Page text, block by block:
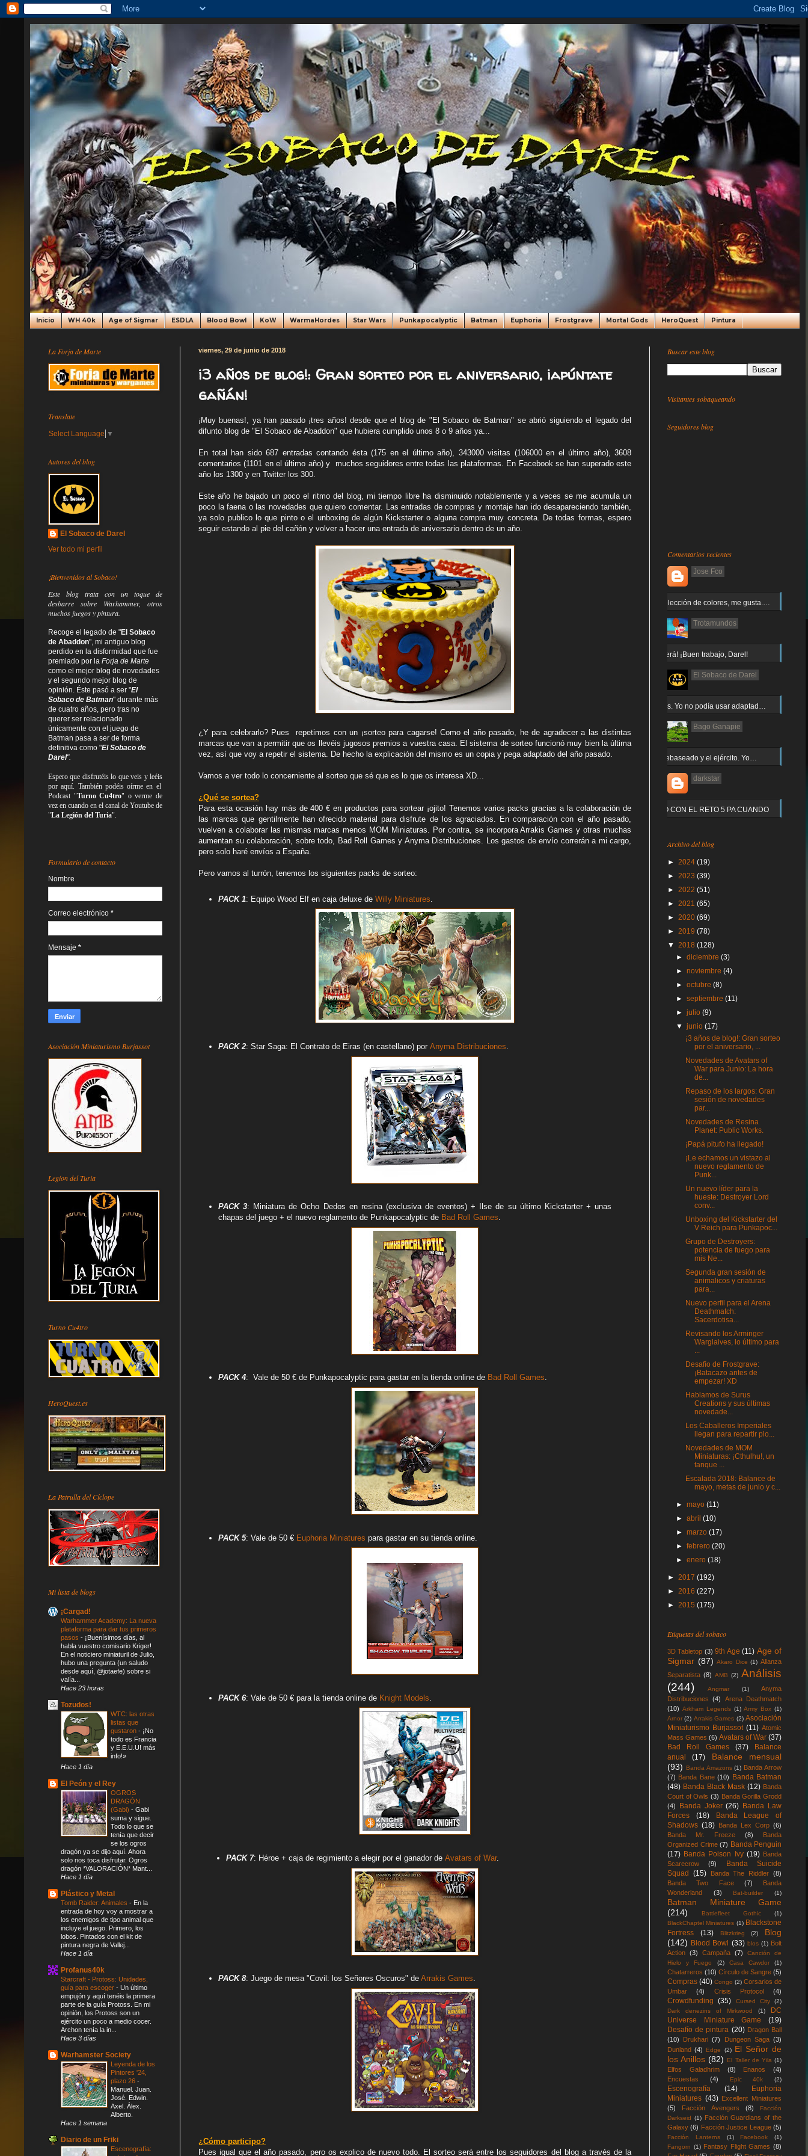
Inicio WH 40k Age of Sigmar ESDLA Blood Bowl KoW WarmaHordes Star Wars Punkapocalyptic Batman Euphoria Frostgrave Mortal Gods HeroQuest Pintura
viernes, 29 de junio de 2018
¡3 años de blog!: Gran sorteo por el aniversario, ¡apúntate
gañán!
¡Muy buenas!, ya han pasado ¡tres años! desde que el blog de "El Sobaco de Batman" se abrió siguiendo el legado del
difunto blog de "El Sobaco de Abaddon" que hubiera cumplido unos 8 o 9 años ya...
En total han sido 687 entradas contando ésta (175 en el último año), 343000 visitas (106000 en el último año), 3608
comentarios (1101 en el último año) y muchos seguidores entre todas las plataformas. En Facebook se han superado este
año los 1300 y en Twitter los 300.
Este año he bajado un poco el ritmo del blog, mi tiempo libre ha disminuido notablemente y a veces se me acumula un
poco la faena o las novedades que quiero comentar. Las entradas de compras y montaje han ido desapareciendo también,
ya solo publico lo que pinto o el unboxing de algún Kickstarter o alguna compra muy concreta. De todas formas, espero
seguir estando al pie del cañón y volver a hacer una entrada de aniversario dentro de un año.
¿Y para celebrarlo? Pues repetimos con un ¡sorteo para cagarse! Como el año pasado, he de agradecer a las distintas
marcas que van a permitir que os llevéis jugosos premios a vuestra casa. El sistema de sorteo funcionó muy bien la última
vez, así que voy a repetir el sistema. De hecho la explicación del mismo es un copia y pega adaptado del año pasado.
Vamos a ver todo lo concerniente al sorteo que sé que es lo que os interesa XD...
¿Qué se sortea?
Para esta ocasión hay más de 400 € en productos para sortear ¡ojito! Tenemos varios packs gracias a la colaboración de
las marcas que gentilmente han ofrecido material para disfrute de los agraciados. En comparación con el año pasado,
vuelven a colaborar las mismas marcas menos MOM Miniaturas. Por contra, se incorpora Arrakis Games y otras muchas
aumentan su colaboración, sobre todo, Bad Roll Games y Anyma Distribuciones. Los gastos de envío correrán a mi cargo,
pero solo haré envíos a España.
Pero vamos al turrón, tenemos los siguientes packs de sorteo:
PACK 1: Equipo Wood Elf en caja deluxe de Willy Miniatures
PACK 2: Star Saga: El Contrato de Eiras (en castellano) por Anyma Distribuciones
PACK 3: Miniatura de Ocho Dedos en resina (exclusiva de eventos) + Ilse de su último Kickstarter + unas
chapas del juego + el nuevo reglamento de Punkapocalyptic de Bad Roll Games.
PACK 4: Vale de 50 € de Punkapocalyptic para gastar en la tienda online de Bad Roll Games.
PACK 5: Vale de 50 € Euphoria Miniatures para gastar en su tienda online.
PACK 6: Vale de 50 € para la tienda online de Knight Models
PACK 7: Héroe + caja de regimiento a elegir por el ganador deAvatars of War.
PACK 8: Juego de mesa "Covil: los Señores Oscuros" de Arrakis Games.
¿Cómo participo?
Pues igual que el año pasado, pero os explico de nuevo todo. El sorteo será entre los seguidores del blog a través de la
La Forja de Marte
Translate
Select Language ▼
Autores del blog
El Sobaco de Darel
Ver todo mi perfil
¡Bienvenidos al Sobaco!
Este blog trata con un toque de
desbarre sobre Warhammer, otros
muchos juegos y pintura.
Recoge el legado de "El Sobaco
de Abaddon", mi antiguo blog
perdido en la disformidad que fue
premiado por la Forja de Marte
como el mejor blog de novedades
y el segundo mejor blog de
opinión. Éste pasó a ser "El
Sobaco de Batman" durante más
de cuatro años, pero tras no
querer ser relacionado
únicamente con el juego de
Batman pasa a ser de forma
definitiva como "El Sobaco de
Darel".
Espero que disfrutéis lo queveis yleéis
por aquí. También podéis oírme en el
Podcast "Turno Cu4tro" o verme de
vez en cuando en el canal de Youtube de
"La Legión del Turia".
Formulario de contacto
Nombre
Correo electrónico *
Mensaje *
Asociación Miniaturismo Burjassot
Legion del Turia
Turno Cu4tro
HeroQuest.es
La Patrulla del Cíclope
Mi lista de blogs
¡Cargad!
Warhammer Academy: La nueva
plataforma para dar tus primeros
pasos - ¡Buenísimos días, al
habla vuestro comisario Kriger!
En el noticiero miniaturil de Julio,
hubo una pregunta (un saludo
desde aquí, @jotaefe) sobre si
valía...
Hace 23 horas
Tozudos!
WTC: las otras
listas que
gustaron - ¡No
todo es Francia
y E.E.U.U! más
info!»
Hace 1 día
El Peón y el Rey
OGROS
DRAGÓN
(Gabi) - Gabi
suma y sigue.
Todo lo que se
tenía que decir
se los ogros
dragón ya se dijo aquí. Ahora
solo nos toca disfrutar. Ogros
dragón *VALORACIÓN* Mant...
Hace 1 día
Plástico y Metal
Tomb Raider: Animales - En la
entrada de hoy voy a mostrar a
los enemigos de tipo animal que
incluye el juego. Primero, los
lobos. Pintados con el kit de
pintura negra de Vallej...
Hace 1 día
Profanus40k
Starcraft - Protoss: Unidades,
guía para escoger - Un último
empujón y aquí tenéis la primera
parte de la guía Protoss. En mi
opinión, los Protoss son un
ejército un poco a medio cocer.
Archon tenía la in...
Hace 3 días
Warhamster Society
Leyenda de los
Pintores '24,
plazo 26 -
Manuel. Juan.
José. Edwin.
Axel. Álex.
Alberto.
Hace 1 semana
Diario de un Friki
Escenografía:
Buscar este blog
Visitantes sobaqueando
Seguidores blog
Comentarios recientes
Jose Fco
Muy buena elección de colores, me gusta.…
Trotamundos
¡Arnor no caerá! ¡Buen trabajo, Darel!
El Sobaco de Darel
Jajaja gracias. Yo no podía usar adaptad…
Bago Ganapie
Increíble el rebaseado y el ejército. Yo…
darkstar
Y QUE PASO CON EL RETO 5 PA CUANDO
Archivo del blog
► 2024 (19)
► 2023 (39)
► 2022 (51)
► 2021 (65)
► 2020 (69)
► 2019 (78)
▼ 2018 (128)
►diciembre(3)
►noviembre(4)
►octubre(8)
►septiembre(11)
►julio(9)
▼junio(17)
¡3 años de blog!: Gran sorteo
por el aniversario, ...
Novedades de Avatars of
War para Junio: La hora
de...
Repaso de los largos: Gran
sesión de novedades
par...
Novedades de Resina
Planet: Public Works.
¡Papá pitufo ha llegado!
¡Le echamos un vistazo al
nuevo reglamento de
Punk...
Un nuevo líder para la
hueste: Destroyer Lord
conv...
Unboxing del Kickstarter del
V Reich para Punkapoc...
Grupo de Destroyers:
potencia de fuego para
mis Ne...
Segunda gran sesión de
animalicos y criaturas
para...
Nuevo perfil para el Arena
Deathmatch:
Sacerdotisa...
Revisando los Arminger
Warglaives, lo último para
...
Desafío de Frostgrave:
¡Batacazo antes de
empezar! XD
Hablamos de Surus
Creations y sus últimas
novedade...
Los Caballeros Imperiales
llegan para repartir plo...
Novedades de MOM
Miniaturas: ¡Cthulhu!, un
tanque ...
Escalada 2018: Balance de
mayo, metas de junio y c...
►mayo(11)
►abril(10)
►marzo(17)
►febrero(20)
►enero(18)
► 2017 (192)
► 2016 (227)
► 2015 (175)
Etiquetas del sobaco
3D Tabletop (3) 9th Age (11) Age of
Sigmar (87) Akaro Dice (1) Alianza
Separatista (8) AMB (2) Análisis
(244)
Angmar (1)
Anyma
Distribuciones
(4)
Arena Deathmatch
(10) Arkham Legends (1) Army Box (1)
Arnor (2) Arrakis Games (2) Asociación
Miniaturismo Burjassot (11) Atomic
Mass Games (6) Avatars of War (37)
Bad Roll Games
(37)
Balance
anual
(17)
Balance mensual
(93)
Banda Amazons (1) Banda Arrow
(7) Banda Bane (10)
Banda Batman
(48) Banda Black Mask (12) Banda
Court of Owls (3) Banda Gorilla Grodd
(4)
Banda Joker (26) Banda Law
Forces
(18)
Banda League of
Shadows (18) Banda Lex Corp (6)
Banda Mr. Freeze
(8)
Banda
Organized Crime (7) Banda Penguin
(17) Banda Poison Ivy (19) Banda
Scarecrow
(9)
Banda Suicide
Squad
(15) Banda The Riddler (8)
Banda Two Face
(7)
Banda
Wonderland
(3) Bat-builder (1)
Batman Miniature Game
(214)
Battlefleet Gothic
(1)
BlackChaptel Miniatures (1) Blackstone
Fortress
(13) Blitzkrieg (2)
Blog
(142) Blood Bowl (33) blos (1) Bolt
Action (3) Campaña (7)
Canción de
Hielo y Fuego
(2) Casa Cawdor (1)
Chatarreros (10) Círculo de Sangre (5)
Compras (40) Congo (2) Corsarios de
Umbar
(4) Crisis Protocol (4)
Crowdfunding (35) Cursed City
(2)
Dark denezins of Mirkwood
(1)
DC
Universe Miniature Game
(19)
Desafío de pintura (20) Dragon Ball
(10)
Drukhari (7) Dungeon Saga (3)
Dunland (4) Edge (2) El Señor de
los Anillos (82) El Taller de Yila (1)
Elfos Galadhrim (8) Enanos
(4)
Encuestas
(4) Epic 40k (2)
Escenografía (14)
Euphoria
Miniatures (43) Excellent Miniatures
(5)
Facción Avengers (8)
Facción
Darkseid (1) Facción Guardians of the
Galaxy (6) Facción Justice League (5)
Facción Lanterns (1) Facebook
(1)
Fangorn (1) Fantasy Flight Games (8)